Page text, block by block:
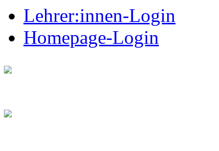
Lehrer:innen-Login
Homepage-Login